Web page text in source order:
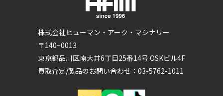
株式会社ヒューマン・アーク・マシナリー
〒140−0013
東京都品川区南大井6丁目25番14号 OSKビル4F
買取査定/製品のお問い合わせ：03-5762-1011